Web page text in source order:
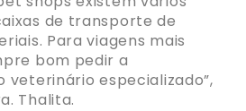
de transporte de
Para viagens mais
bom pedir a
veterinário especializado”,
Thalita.